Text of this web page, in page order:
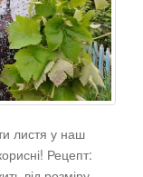
листя у наш
Рецепт: